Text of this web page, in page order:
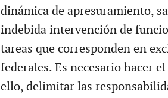
dinámica de apresuramiento,
indebida intervención de
tareas que corresponden en
federales. Es necesario hacer
ello, delimitar las